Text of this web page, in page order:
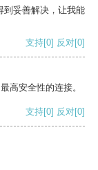
到妥善解决，让我能
支持[0] 反对[0]
高安全性的连接。
支持[0] 反对[0]